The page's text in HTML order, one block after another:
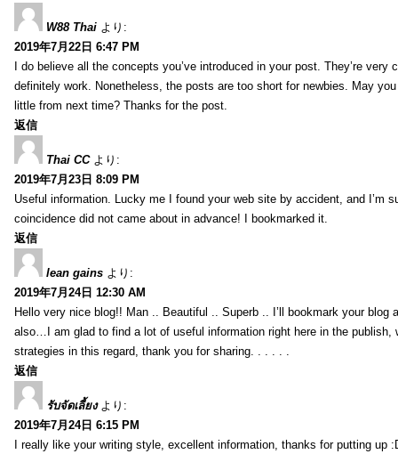
W88 Thai より:
2019年7月22日 6:47 PM
I do believe all the concepts you’ve introduced in your post. They’re very
definitely work. Nonetheless, the posts are too short for newbies. May
little from next time? Thanks for the post.
返信
Thai CC より:
2019年7月23日 8:09 PM
Useful information. Lucky me I found your web site by accident, and I’m
coincidence did not came about in advance! I bookmarked it.
返信
lean gains より:
2019年7月24日 12:30 AM
Hello very nice blog!! Man .. Beautiful .. Superb .. I’ll bookmark your blog
also…I am glad to find a lot of useful information right here in the publish,
strategies in this regard, thank you for sharing. . . . . .
返信
รับจัดเลี้ยง より:
2019年7月24日 6:15 PM
I really like your writing style, excellent information, thanks for putting up